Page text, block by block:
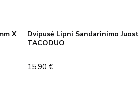
X
Dvipusė Lipni Sandarinimo
TACODUO
15,90 €